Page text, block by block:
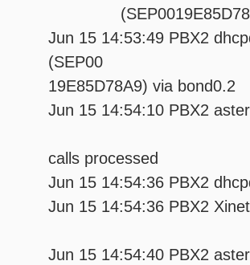
Jun 15 14:53:49 PBX2
19E85D78A9) via bond0.2
Jun 15 14:54:10 PBX2
calls processed
Jun 15 14:54:36 PBX2
Jun 15 14:54:36 PBX2
Jun 15 14:54:40 PBX2